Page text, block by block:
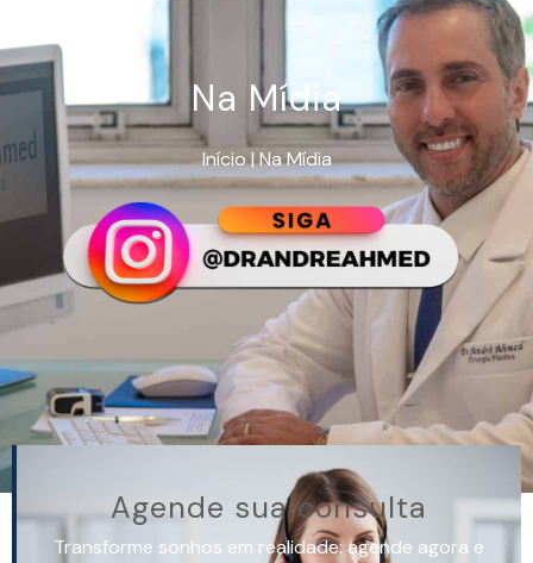
Na Mídia
Início|Na Mídia
Agende sua consulta
Transforme sonhos em realidade: agende agora e